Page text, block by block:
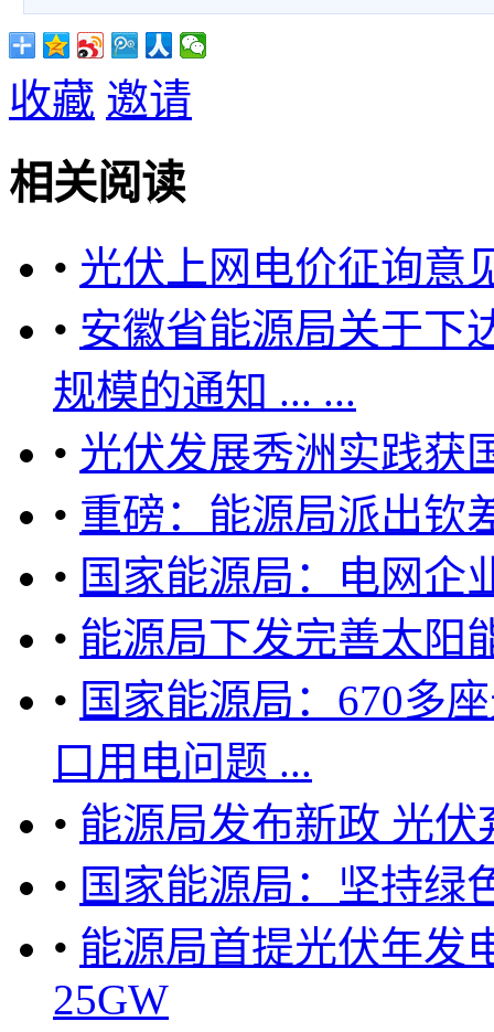
收藏 邀请
相关阅读
• 光伏上网电价征询意
• 安徽省能源局关于下
规模的通知 ... ...
• 光伏发展秀洲实践获
• 重磅：能源局派出钦
• 国家能源局：电网企
• 能源局下发完善太阳
• 国家能源局：670多
口用电问题 ...
• 能源局发布新政 光
• 国家能源局：坚持绿
• 能源局首提光伏年发
25GW